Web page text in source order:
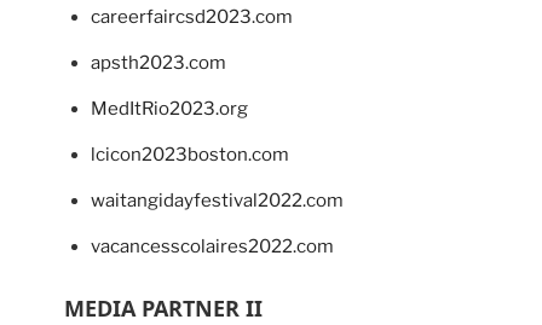
careerfaircsd2023.com
apsth2023.com
MedItRio2023.org
lcicon2023boston.com
waitangidayfestival2022.com
vacancesscolaires2022.com
MEDIA PARTNER II